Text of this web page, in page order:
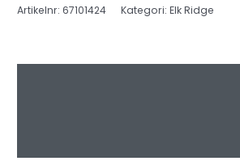
Artikelnr:67101424 Kategori:Elk Ridge